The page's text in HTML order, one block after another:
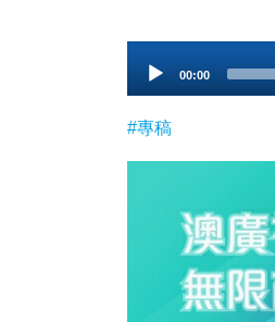
Player
00:00
#專稿